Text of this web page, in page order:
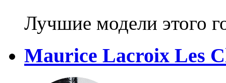
Лучшие модели этого
Maurice Lacroix Les